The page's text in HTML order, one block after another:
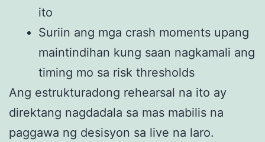
ito
Suriin ang mga crash moments upang
maintindihan kung saan nagkamali ang
timing mo sa risk thresholds
Ang estrukturadong rehearsal na ito ay
direktang nagdadala sa mas mabilis na
paggawa ng desisyon sa live na laro.